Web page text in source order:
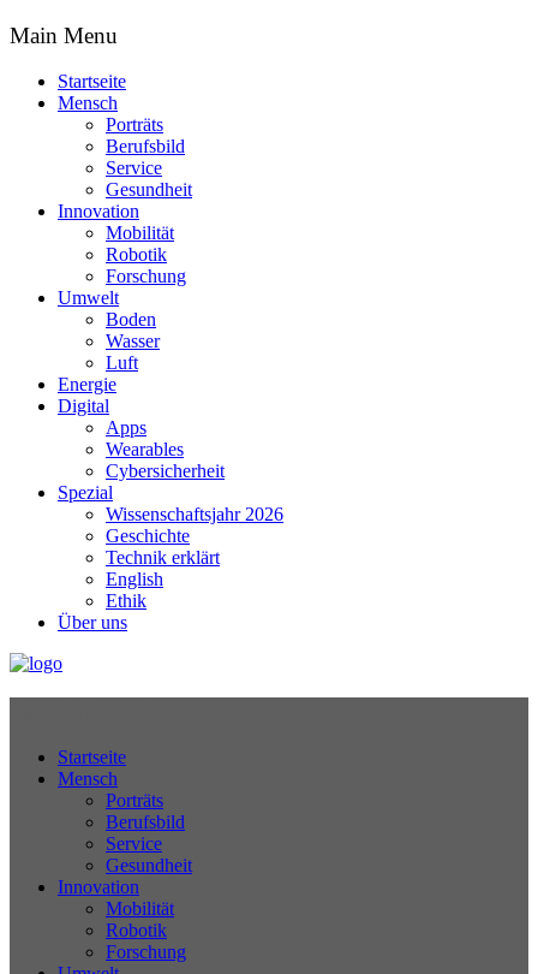
Main Menu
Startseite
Mensch
Porträts
Berufsbild
Service
Gesundheit
Innovation
Mobilität
Robotik
Forschung
Umwelt
Boden
Wasser
Luft
Energie
Digital
Apps
Wearables
Cybersicherheit
Spezial
Wissenschaftsjahr 2026
Geschichte
Technik erklärt
English
Ethik
Über uns
Startseite
Mensch
Porträts
Berufsbild
Service
Gesundheit
Innovation
Mobilität
Robotik
Forschung